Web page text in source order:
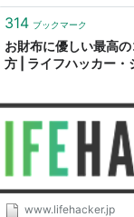
314 ブックマーク
お財布に優しい最高
方 | ライフハッカー・
www.lifehacker.jp